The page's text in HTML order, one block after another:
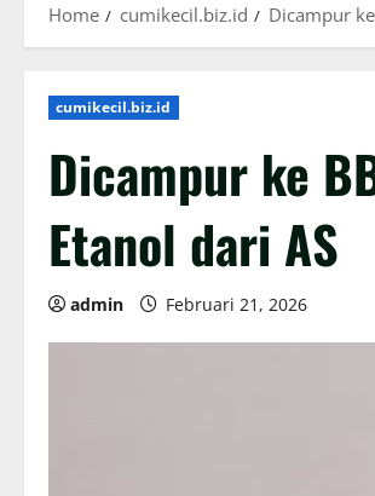
Home cumikecil.biz.id Dicampur
cumikecil.biz.id
Dicampur ke
Etanol dari AS
admin Februari 21, 2026